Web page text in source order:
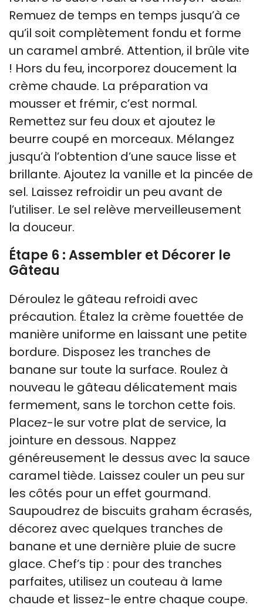
Remuez de temps en temps jusqu’à ce
qu’il soit complètement fondu et forme
un caramel ambré. Attention, il brûle vite
! Hors du feu, incorporez doucement la
crème chaude. La préparation va
mousser et frémir, c’est normal.
Remettez sur feu doux et ajoutez le
beurre coupé en morceaux. Mélangez
jusqu’à l’obtention d’une sauce lisse et
brillante. Ajoutez la vanille et la pincée de
sel. Laissez refroidir un peu avant de
l’utiliser. Le sel relève merveilleusement
la douceur.
Étape 6 : Assembler et Décorer le
Gâteau
Déroulez le gâteau refroidi avec
précaution. Étalez la crème fouettée de
manière uniforme en laissant une petite
bordure. Disposez les tranches de
banane sur toute la surface. Roulez à
nouveau le gâteau délicatement mais
fermement, sans le torchon cette fois.
Placez-le sur votre plat de service, la
jointure en dessous. Nappez
généreusement le dessus avec la sauce
caramel tiède. Laissez couler un peu sur
les côtés pour un effet gourmand.
Saupoudrez de biscuits graham écrasés,
décorez avec quelques tranches de
banane et une dernière pluie de sucre
glace. Chef’s tip : pour des tranches
parfaites, utilisez un couteau à lame
chaude et lissez-le entre chaque coupe.